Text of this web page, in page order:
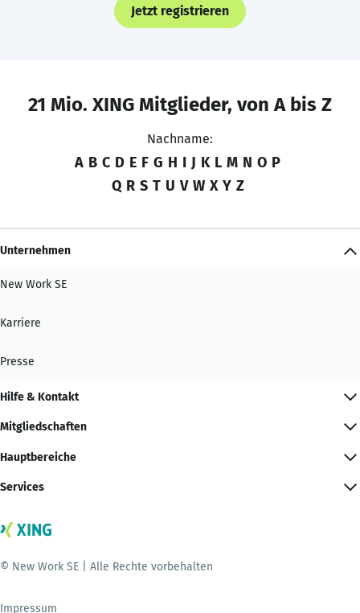
Jetzt registrieren
21 Mio. XING Mitglieder, von A bis Z
Nachname:
A B C D E F G H I J K L M N O P
Q R S T U V W X Y Z
Unternehmen
New Work SE
Karriere
Presse
Hilfe & Kontakt
Mitgliedschaften
Hauptbereiche
Services
© New Work SE | Alle Rechte vorbehalten
Impressum